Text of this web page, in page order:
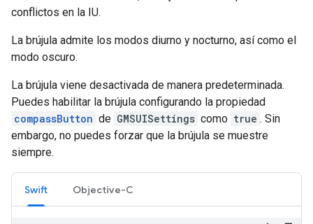
conflictos en la IU.
La brújula admite los modos diurno y nocturno, así como el
modo oscuro.
La brújula viene desactivada de manera predeterminada.
Puedes habilitar la brújula configurando la propiedad
compassButton de GMSUISettings como true . Sin
embargo, no puedes forzar que la brújula se muestre
siempre.
Swift Objective-C